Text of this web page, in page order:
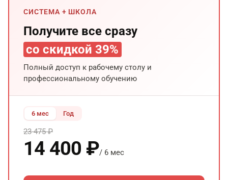
СИСТЕМА + ШКОЛА
Получите все сразу
со скидкой 39%
Полный доступ к рабочему столу и
профессиональному обучению
6 мес Год
23 475 ₽
14 400 ₽/ 6 мес